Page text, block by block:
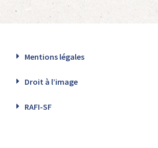
Mentions légales
Droit à l’image
RAFI-SF